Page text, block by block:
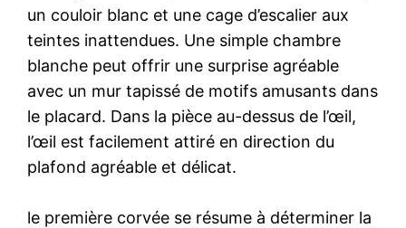
un couloir blanc et une cage d’escalier aux
teintes inattendues. Une simple chambre
blanche peut offrir une surprise agréable
avec un mur tapissé de motifs amusants dans
le placard. Dans la pièce au-dessus de l’œil,
l’œil est facilement attiré en direction du
plafond agréable et délicat.
le première corvée se résume à déterminer la